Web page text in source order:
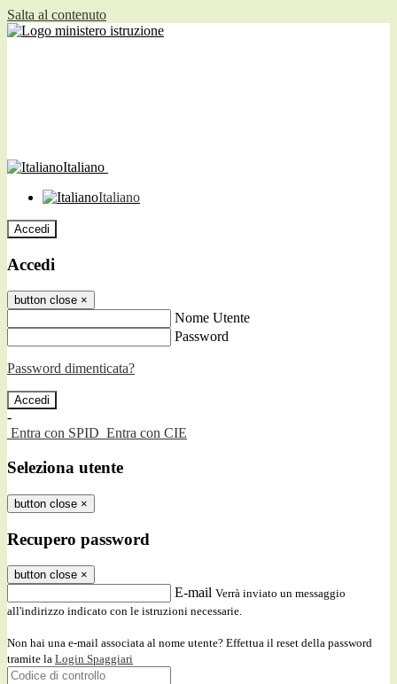
Salta al contenuto
Italiano
Italiano
Accedi
Accedi
button close ×
Nome Utente
Password
Password dimenticata?
-
Entra con SPID Entra con CIE
Seleziona utente
button close ×
Recupero password
button close ×
E-mail Verrà inviato un messaggio
all'indirizzo indicato con le istruzioni necessarie.
Non hai una e-mail associata al nome utente? Effettua il reset della password
tramite la Login Spaggiari